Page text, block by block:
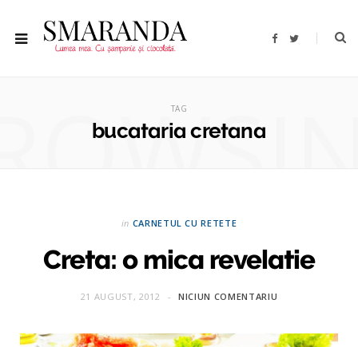
F
T
TAG
bucataria cretana
in CARNETUL CU RETETE
Creta: o mica revelatie
21 AUGUST, 2012 NICIUN COMENTARIU